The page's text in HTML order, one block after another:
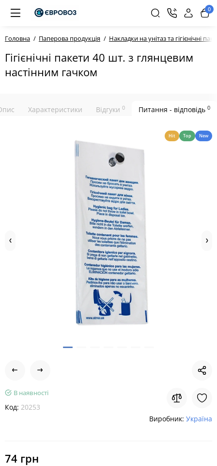
0
Головна Паперова продукція Накладки на унітаз та гігієнічні
Гігієнічні пакети 40 шт. з глянцевим
настінним гачком
Характеристики Відгуки 0 Питання - відповідь 0
Hit Top New
В наявності
Код: 20253
Виробник: Україна
74 грн